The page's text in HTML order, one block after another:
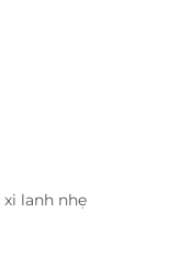
lanh nhẹ